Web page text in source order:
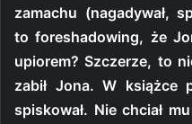
zamachu (nagadywał,
to foreshadowing, że
upiorem? Szczerze, to
zabił Jona. W książce
spiskował. Nie chciał